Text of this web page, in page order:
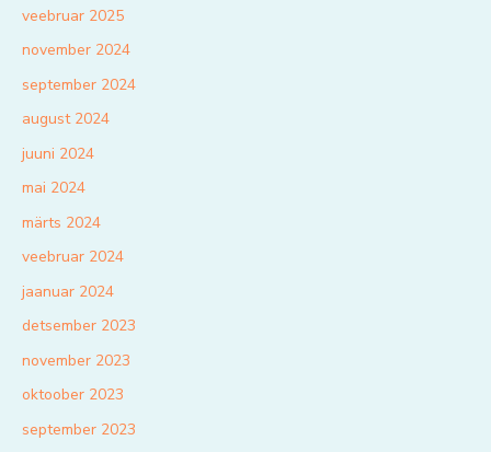
veebruar 2025
november 2024
september 2024
august 2024
juuni 2024
mai 2024
märts 2024
veebruar 2024
jaanuar 2024
detsember 2023
november 2023
oktoober 2023
september 2023